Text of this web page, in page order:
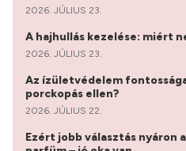
2026. JÚLIUS 23.
A hajhullás kezelése: miért
2026. JÚLIUS 23.
Az ízületvédelem
porckopás ellen?
2026. JÚLIUS 22.
Ezért jobb választás nyáron